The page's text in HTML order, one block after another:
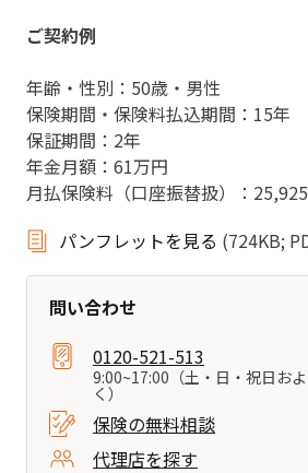
ご契約例
年齢・性別：50歳・男性
保険期間・保険料払込期間：15年
保証期間：2年
年金月額：61万円
月払保険料（口座振替扱）：
パンフレットを見る (724KB;
問い合わせ
0120-521-513
9:00~17:00（土・日・祝日お
く）
保険の無料相談
代理店を探す